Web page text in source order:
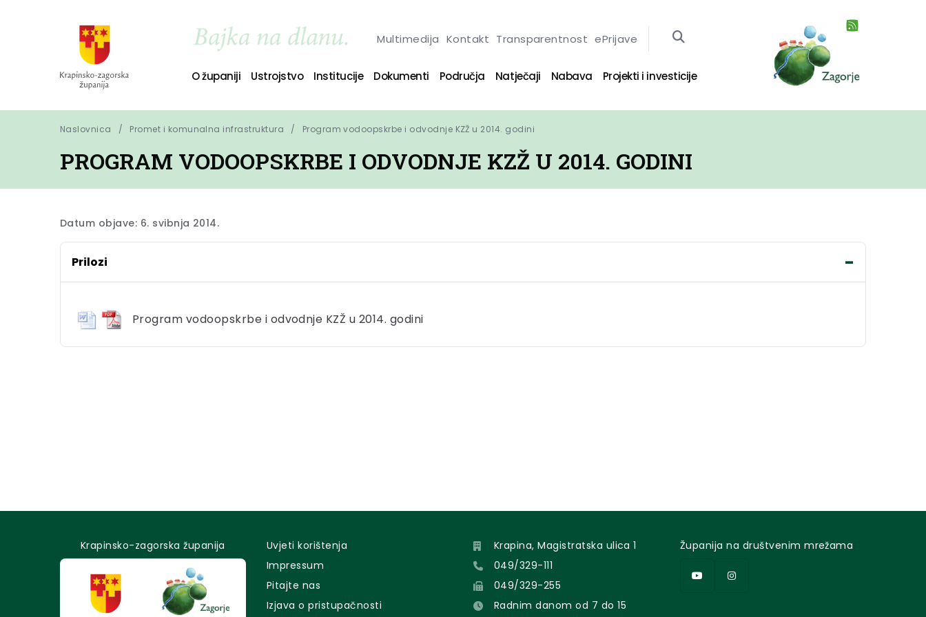
Multimedija Kontakt Transparentnost ePrijave
O županiji Ustrojstvo Institucije Dokumenti Područja Natječaji Nabava Projekti i investicije
Naslovnica Promet i komunalna infrastruktura Program vodoopskrbe i odvodnje KZŽ u 2014. godini
PROGRAM VODOOPSKRBE I ODVODNJE KZŽ U 2014. GODINI
Datum objave: 6. svibnja 2014.
Prilozi
Program vodoopskrbe i odvodnje KZŽ u 2014. godini
Krapinsko-zagorska županija
Uvjeti korištenja
Impressum
Pitajte nas
Izjava o pristupačnosti
Krapina, Magistratska ulica 1
049/329-111
049/329-255
Radnim danom od 7 do 15
Županija na društvenim mrežama